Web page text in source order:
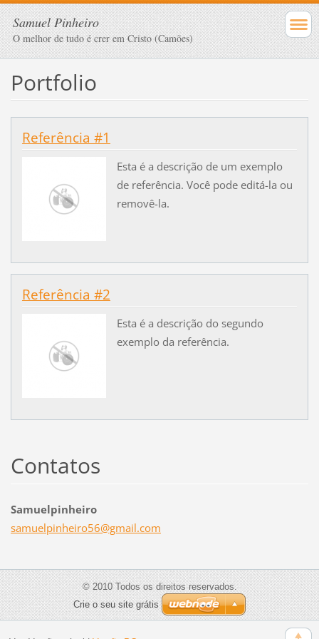
Samuel Pinheiro
O melhor de tudo é crer em Cristo (Camões)
Portfolio
Referência #1
Esta é a descrição de um exemplo
de referência. Você pode editá-la ou
removê-la.
Referência #2
Esta é a descrição do segundo
exemplo da referência.
Contatos
Samuelpinheiro
samuelpinheiro56@gmail.com
© 2010 Todos os direitos reservados.
Crie o seu site grátis